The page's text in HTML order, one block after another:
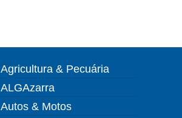
Agricultura & Pecuária
ALGAzarra
Autos & Motos